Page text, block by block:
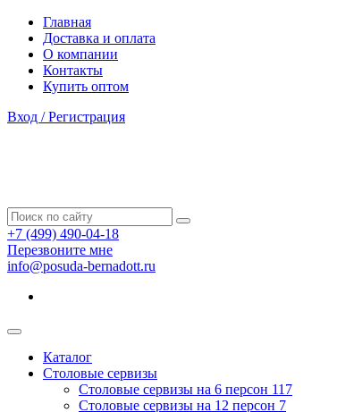
Главная
Доставка и оплата
О компании
Контакты
Купить оптом
Вход / Регистрация
+7 (499) 490-04-18
Перезвоните мне
info@posuda-bernadott.ru
Каталог
Столовые сервизы
Столовые сервизы на 6 персон 117
Столовые сервизы на 12 персон 7